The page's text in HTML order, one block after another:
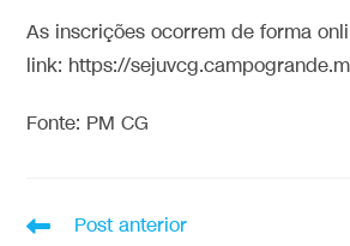
As inscrições ocorrem de forma
link: https://
Fonte: PM CG
Post anterior